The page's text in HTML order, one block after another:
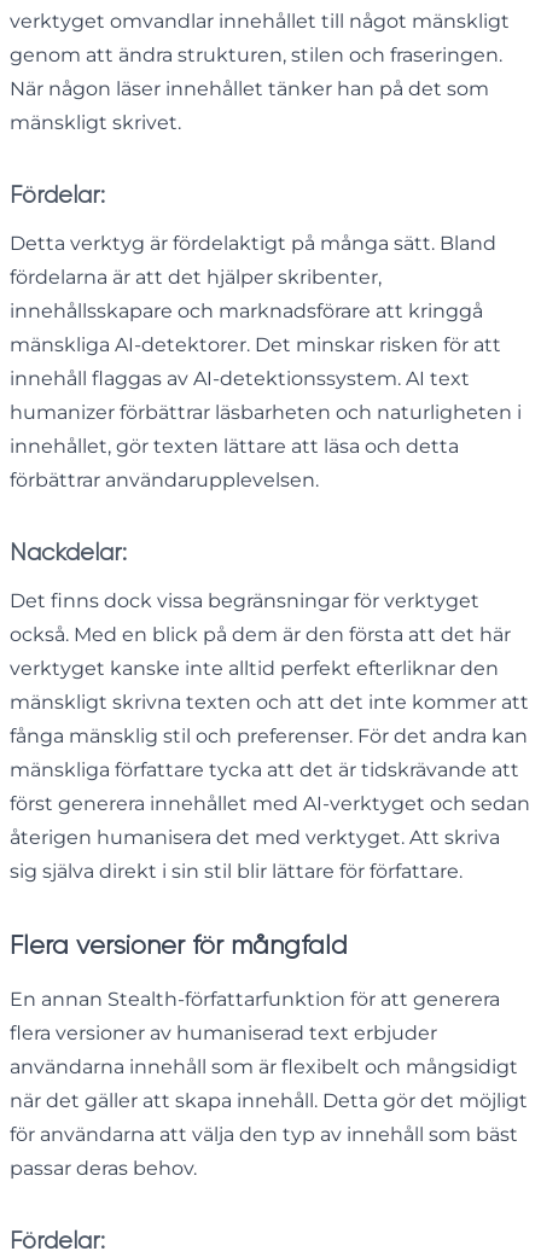
verktyget omvandlar innehållet till något mänskligt
genom att ändra strukturen, stilen och fraseringen.
När någon läser innehållet tänker han på det som
mänskligt skrivet.
Fördelar:
Detta verktyg är fördelaktigt på många sätt. Bland
fördelarna är att det hjälper skribenter,
innehållsskapare och marknadsförare att kringgå
mänskliga AI-detektorer. Det minskar risken för att
innehåll flaggas av AI-detektionssystem. AI text
humanizer förbättrar läsbarheten och naturligheten i
innehållet, gör texten lättare att läsa och detta
förbättrar användarupplevelsen.
Nackdelar:
Det finns dock vissa begränsningar för verktyget
också. Med en blick på dem är den första att det här
verktyget kanske inte alltid perfekt efterliknar den
mänskligt skrivna texten och att det inte kommer att
fånga mänsklig stil och preferenser. För det andra kan
mänskliga författare tycka att det är tidskrävande att
först generera innehållet med AI-verktyget och sedan
återigen humanisera det med verktyget. Att skriva
sig själva direkt i sin stil blir lättare för författare.
Flera versioner för mångfald
En annan Stealth-författarfunktion för att generera
flera versioner av humaniserad text erbjuder
användarna innehåll som är flexibelt och mångsidigt
när det gäller att skapa innehåll. Detta gör det möjligt
för användarna att välja den typ av innehåll som bäst
passar deras behov.
Fördelar: